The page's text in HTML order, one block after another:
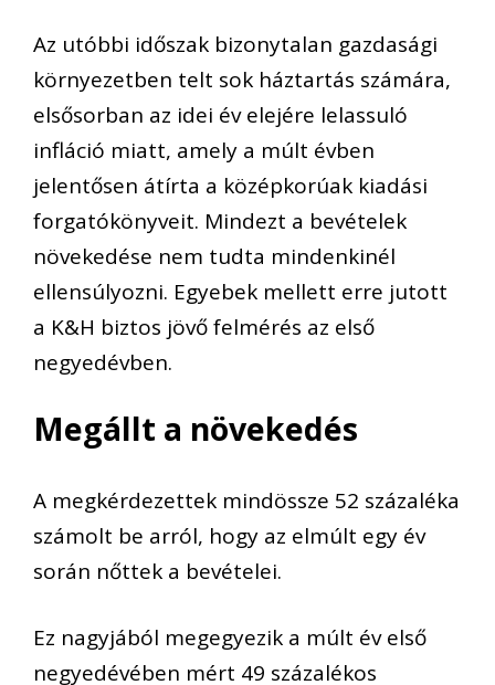
Az utóbbi időszak bizonytalan gazdasági
környezetben telt sok háztartás számára,
elsősorban az idei év elejére lelassuló
infláció miatt, amely a múlt évben
jelentősen átírta a középkorúak kiadási
forgatókönyveit. Mindezt a bevételek
növekedése nem tudta mindenkinél
ellensúlyozni. Egyebek mellett erre jutott
a K&H biztos jövő felmérés az első
negyedévben.
Megállt a növekedés
A megkérdezettek mindössze 52 százaléka
számolt be arról, hogy az elmúlt egy év
során nőttek a bevételei.
Ez nagyjából megegyezik a múlt év első
negyedévében mért 49 százalékos